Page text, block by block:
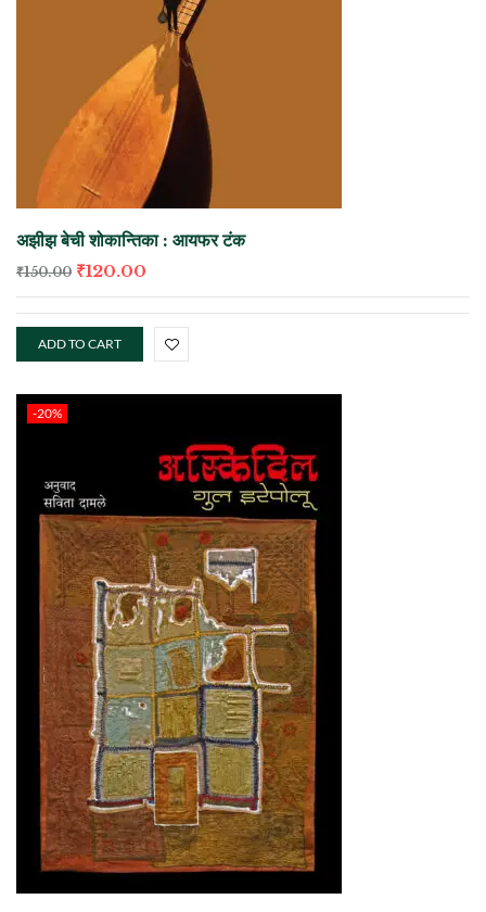
अझीझ बेची शोकान्तिका : आयफर टंक
₹150.00 ₹120.00
ADD TO CART
-20%